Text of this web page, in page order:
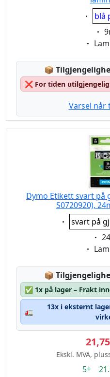
blå
📦 Lagerstatus:
❌ For tiden
Varsel når
Dymo Etikett svart på
S0720920),
Eigenschaft:
svart på
📦 Lagerstatus:
✅ 1x på lager – Frakt
🚛
13x i eksternt
Ekskl. MVA,
5+